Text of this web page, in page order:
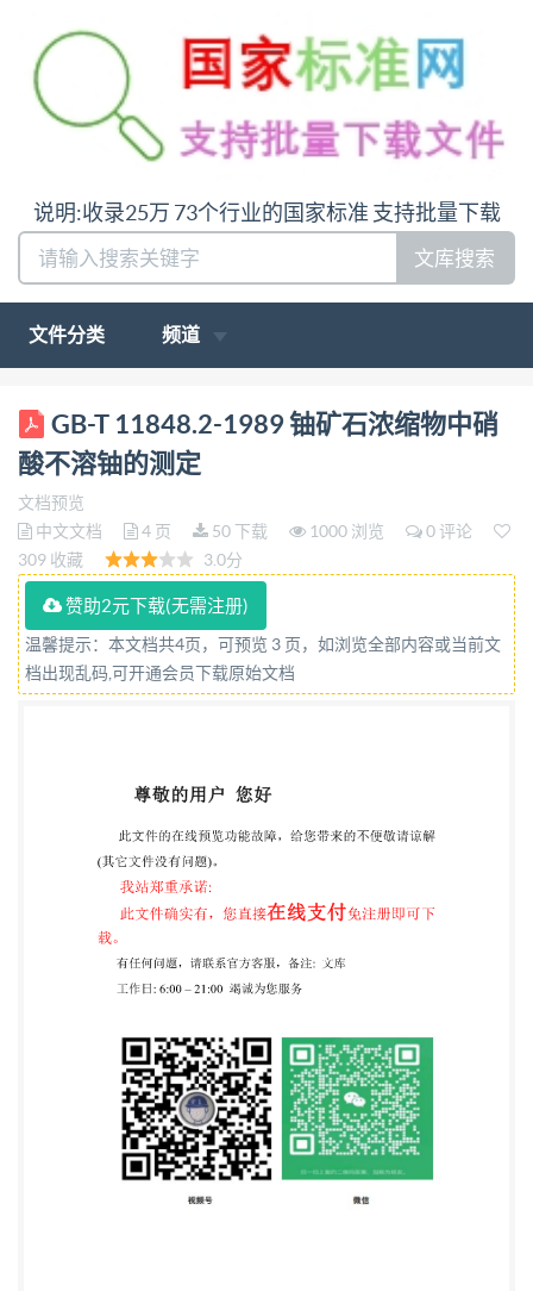
说明:收录25万 73个行业的国家标准 支持批量下载
文库搜索
文件分类 频道
ICS27.120.30 F46 GB 中华人民共和国国家标准 GB
11848.2—89 铀矿石浓缩物中硝酸不溶铀的测定
Determination of nitric acid-insoluble uranium in
uranium ore concentrate 1989-10-21发布 1990-08-01
实施 国家技术监督局 发布 中华人民共和国国家标准
矿石浓缩物中硝酸不溶轴的测定 GB 11848.2-89
Determination of nitric acid-insoluble uranium in
uranjum ore concentrate 1主题内容与适用范围 本标
准规定了铀矿石浓缩物中硝酸不溶铀的测定原理、适
含量大于0.01%的硝酸不溶铀的测定。 2引用标准
GB10268铀矿石浓缩物 3方法提要 3.1样品在10moi/L
硝酸溶液中，于95~100℃加热1h，不溶渣中的铀在
碱性介质中与过氧化氢生 成稳定的黄色过铀酸钠，在
波长420nm处，测定其吸光度，计算残渣中铀的含
量。 3.2.杂质含量在GB10268中规定的指标范围内，
明者外，均为符合国家标准的分析纯试剂。 4.1 盐酸
（HCl，密度1.19g/mL）。 4.2 氢氟酸（HF，
40%）。 4.3 过氧化氢（H202，30%)。 4.4 硝酸
（HNO3，密度1.42g/mL）。 4.5 硫酸（H,SOg，密
度1.84g/mL）。 4.6 硝酸溶液（10mo1/L） 取62.5mL
GB-T 11848.2-1989 铀矿石浓缩物中硝
酸不溶铀的测定
文档预览
中文文档
4 页 50 下载 1000 浏览
0 评论
309 收藏
3.0分
赞助2元下载(无需注册)
温馨提示：本文档共4页，可预览 3 页，如浏览全部内容或当前文
档出现乱码,可开通会员下载原始文档